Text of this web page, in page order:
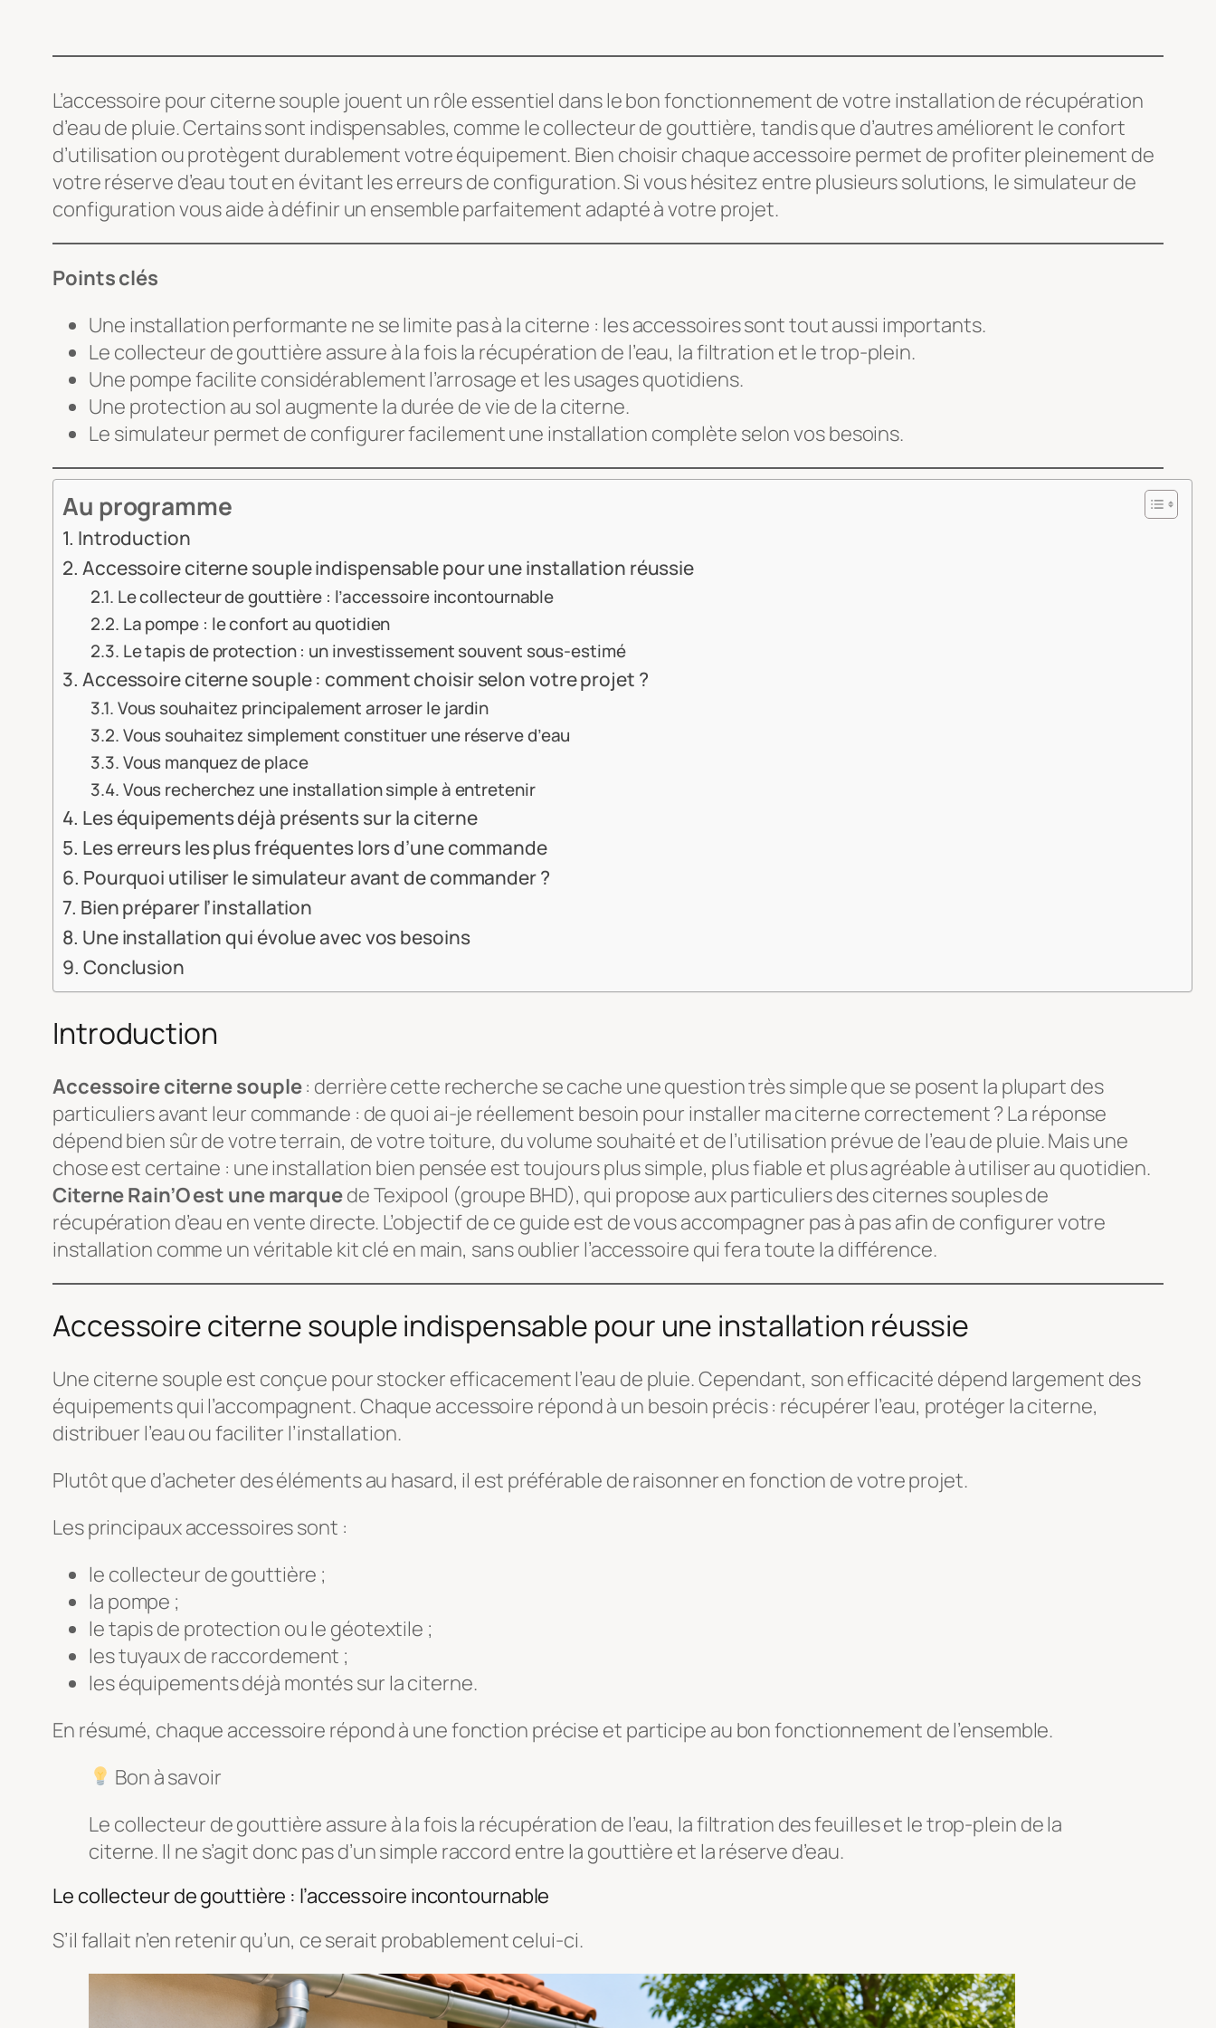
L’accessoire pour citerne souple jouent un rôle essentiel dans le bon fonctionnement de votre installation de récupération
d’eau de pluie. Certains sont indispensables, comme le collecteur de gouttière, tandis que d’autres améliorent le confort
d’utilisation ou protègent durablement votre équipement. Bien choisir chaque accessoire permet de profiter pleinement de
votre réserve d’eau tout en évitant les erreurs de configuration. Si vous hésitez entre plusieurs solutions, le simulateur de
configuration vous aide à définir un ensemble parfaitement adapté à votre projet.
Points clés
Une installation performante ne se limite pas à la citerne : les accessoires sont tout aussi importants.
Le collecteur de gouttière assure à la fois la récupération de l’eau, la filtration et le trop-plein.
Une pompe facilite considérablement l’arrosage et les usages quotidiens.
Une protection au sol augmente la durée de vie de la citerne.
Le simulateur permet de configurer facilement une installation complète selon vos besoins.
Au programme
Introduction
Accessoire citerne souple indispensable pour une installation réussie
Le collecteur de gouttière : l’accessoire incontournable
La pompe : le confort au quotidien
Le tapis de protection : un investissement souvent sous-estimé
Accessoire citerne souple : comment choisir selon votre projet ?
Vous souhaitez principalement arroser le jardin
Vous souhaitez simplement constituer une réserve d’eau
Vous manquez de place
Vous recherchez une installation simple à entretenir
Les équipements déjà présents sur la citerne
Les erreurs les plus fréquentes lors d’une commande
Pourquoi utiliser le simulateur avant de commander ?
Bien préparer l’installation
Une installation qui évolue avec vos besoins
Conclusion
Introduction
Accessoire citerne souple: derrière cette recherche se cache une question très simple que se posent la plupart des
particuliers avant leur commande : de quoi ai-je réellement besoin pour installer ma citerne correctement ?La réponse
dépend bien sûr de votre terrain, de votre toiture, du volume souhaité et de l’utilisation prévue de l’eau de pluie. Mais une
chose est certaine : une installation bien pensée est toujours plus simple, plus fiable et plus agréable à utiliser au quotidien.
Citerne Rain’O est une marquede Texipool (groupe BHD), qui propose aux particuliers des citernes souples de
récupération d’eau en vente directe. L’objectif de ce guide est de vous accompagner pas à pas afin de configurer votre
installation comme un véritable kit clé en main, sans oublier l’accessoire qui fera toute la différence.
Accessoire citerne souple indispensable pour une installation réussie
Une citerne souple est conçue pour stocker efficacement l’eau de pluie. Cependant, son efficacité dépend largement des
équipements qui l’accompagnent. Chaque accessoire répond à un besoin précis : récupérer l’eau, protéger la citerne,
distribuer l’eau ou faciliter l’installation.
Plutôt que d’acheter des éléments au hasard, il est préférable de raisonner en fonction de votre projet.
Les principaux accessoires sont :
le collecteur de gouttière ;
la pompe ;
le tapis de protection ou le géotextile ;
les tuyaux de raccordement ;
les équipements déjà montés sur la citerne.
En résumé, chaque accessoire répond à une fonction précise et participe au bon fonctionnement de l’ensemble.
Bon à savoir
Le collecteur de gouttière assure à la fois la récupération de l’eau, la filtration des feuilles et le trop-plein de la
citerne. Il ne s’agit donc pas d’un simple raccord entre la gouttière et la réserve d’eau.
Le collecteur de gouttière : l’accessoire incontournable
S’il fallait n’en retenir qu’un, ce serait probablement celui-ci.